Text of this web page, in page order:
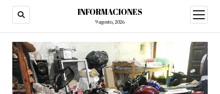
INFORMACIONES
9 agosto, 2026
abrir
menú